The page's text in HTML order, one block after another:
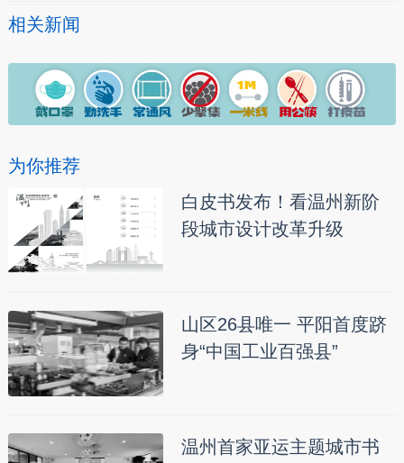
相关新闻
为你推荐
白皮书发布！看温州新阶
段城市设计改革升级
山区26县唯一 平阳首度跻
身“中国工业百强县”
温州首家亚运主题城市书